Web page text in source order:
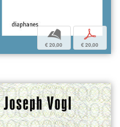
b
€ 20,00
p
€ 20,00